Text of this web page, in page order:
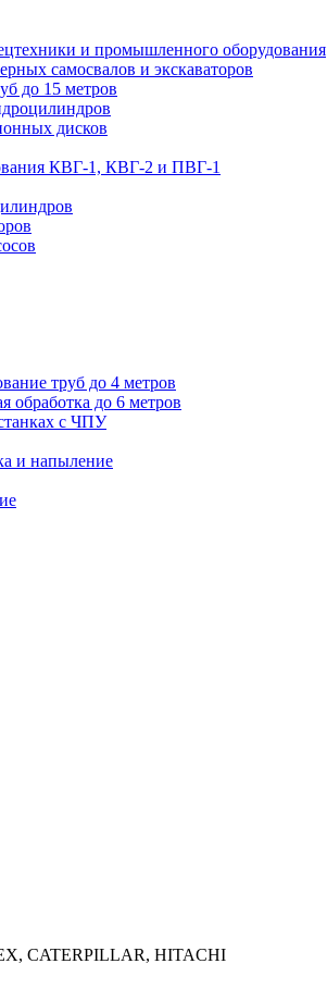
и промышленного оборудования
самосвалов и экскаваторов
до 15 метров
дисков
КВГ-1, КВГ-2 и ПВГ-1
труб до 4 метров
обработка до 6 метров
с ЧПУ
и напыление
CATERPILLAR, HITACHI